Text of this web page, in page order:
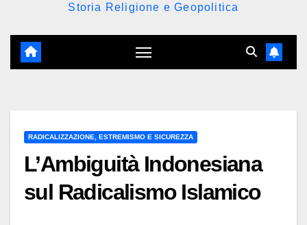
Storia Religione e Geopolitica
RADICALIZZAZIONE, ESTREMISMO E SICUREZZA
L’Ambiguità Indonesiana
sul Radicalismo Islamico